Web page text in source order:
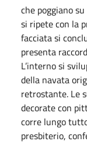
che poggiano
si ripete con la
facciata si
presenta
L’interno si
della navata
retrostante. Le
decorate con
corre lungo
presbiterio,